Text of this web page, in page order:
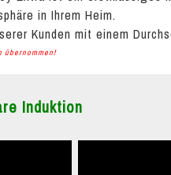
in Ihrem Heim.
Kunden mit einem
übernommen!
Induktion